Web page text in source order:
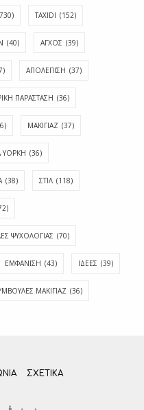
TAXIDI (152)
(40) ΑΓΧΟΣ (39)
ΑΠΟΛΈΠΙΣΗ (37)
ΠΑΡΑΣΤΑΣΗ (36)
ΜΑΚΙΓΙΑΖ (37)
ΥΟΡΚΗ (36)
(38) ΣΤΙΛ (118)
ΨΥΧΟΛΟΓΙΑΣ (70)
ΕΜΦΆΝΙΣΗ (43) ΙΔΈΕΣ (39)
ΜΑΚΙΓΙΆΖ (36)
ΣΧΕΤΙΚΆ